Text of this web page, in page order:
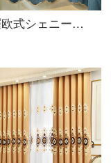
海度羅欧式シェニール刺繍カーテンの完成品は、厚い遮光リビングルームの床の窓と砂窓の布をカスタマイズできます。